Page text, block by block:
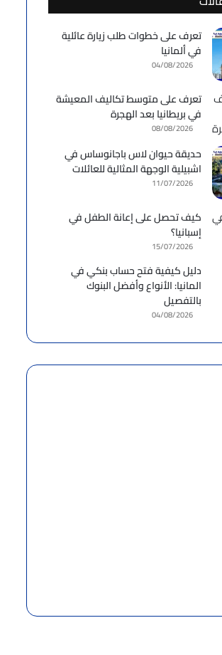
تعرف على خطوات طلب زيارة عائلية
في ألمانيا
04/08/2026
تعرف على متوسط تكاليف المعيشة
في بريطانيا بعد الهجرة
08/08/2026
حديقة حيوان لاس باجانوساس في
اشبيلية الوجهة المثالية للعائلات
11/07/2026
كيف تحصل على إعانة الطفل في
إسبانيا؟
15/07/2026
دليل كيفية فتح حساب بنكي في
المانيا: الأنواع وأفضل البنوك
بالتفصيل
04/08/2026